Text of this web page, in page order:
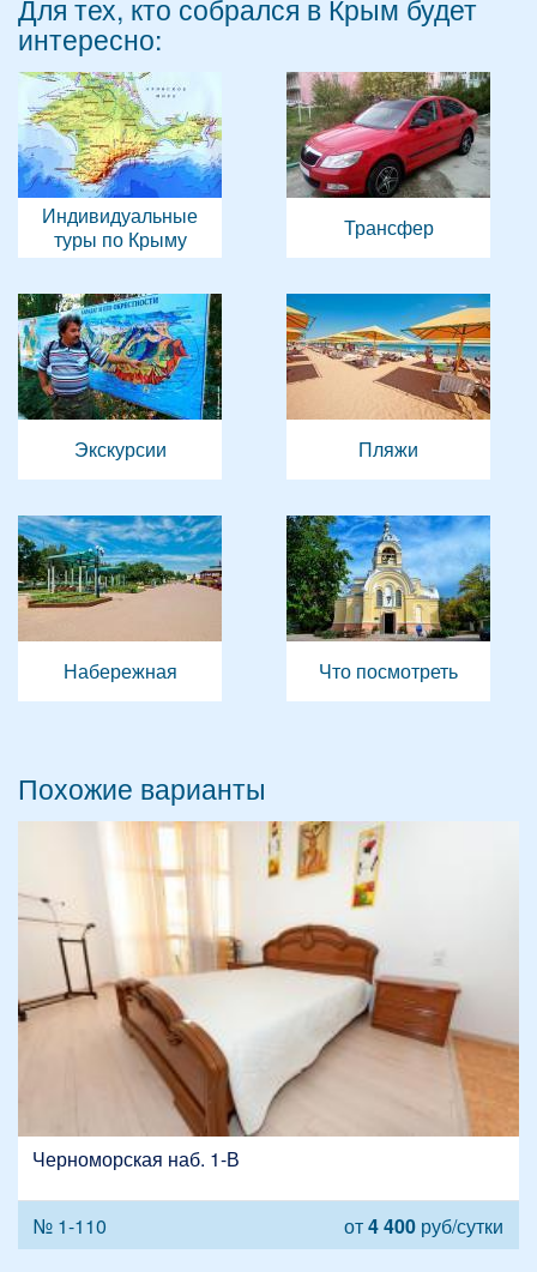
Для тех, кто собрался в Крым будет
интересно:
Индивидуальные
туры по Крыму
Трансфер
Экскурсии Пляжи
Набережная Что посмотреть
Похожие варианты
Черноморская наб. 1-В
№ 1-110 от4 400 руб/сутки